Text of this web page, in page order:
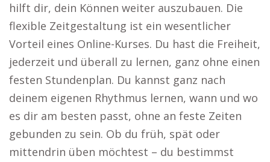
hilft dir, dein Können weiter auszubauen. Die
flexible Zeitgestaltung ist ein wesentlicher
Vorteil eines Online-Kurses. Du hast die Freiheit,
jederzeit und überall zu lernen, ganz ohne einen
festen Stundenplan. Du kannst ganz nach
deinem eigenen Rhythmus lernen, wann und wo
es dir am besten passt, ohne an feste Zeiten
gebunden zu sein. Ob du früh, spät oder
mittendrin üben möchtest – du bestimmst